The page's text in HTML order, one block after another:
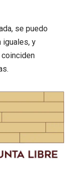
se puedo
iguales, y